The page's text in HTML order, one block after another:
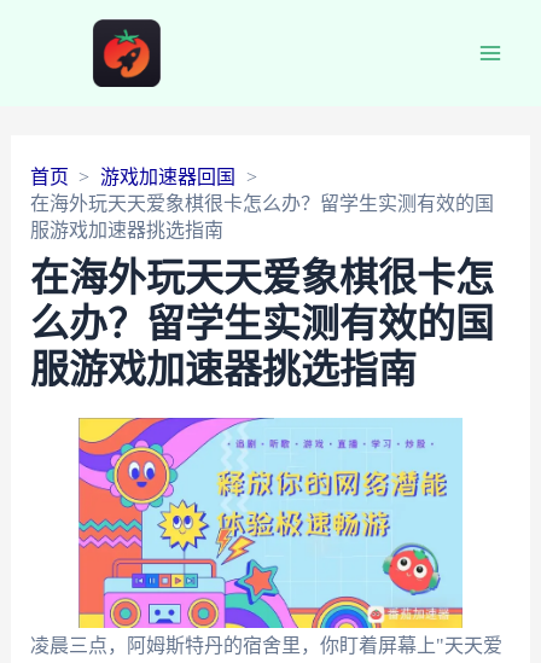
首页
游戏加速器回国
在海外玩天天爱象棋很卡怎么办？留学生实测有效的国
服游戏加速器挑选指南
在海外玩天天爱象棋很卡怎
么办？留学生实测有效的国
服游戏加速器挑选指南
凌晨三点，阿姆斯特丹的宿舍里，你盯着屏幕上"天天爱